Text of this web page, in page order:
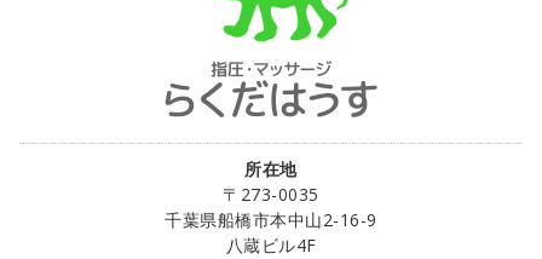
所在地
〒273-0035
千葉県船橋市本中山2-16-9
八蔵ビル4F